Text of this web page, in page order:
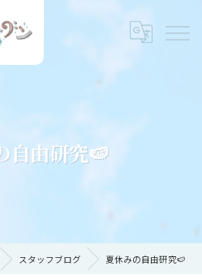
自由研究🍉
スタッフブログ 夏休みの自由研究🍉